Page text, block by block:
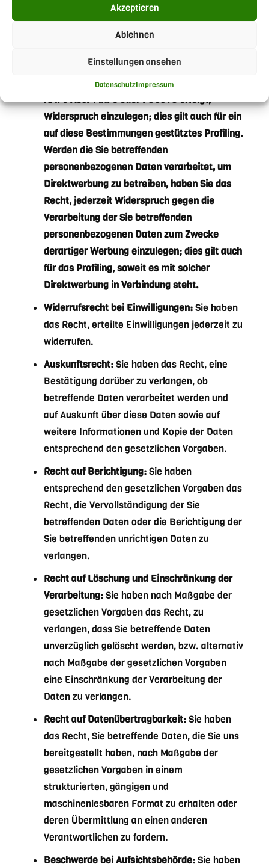
Akzeptieren
Ablehnen
Einstellungen ansehen
DatenschutzImpressum
Widerspruchsrecht: Sie haben das Recht, aus
Gründen, die sich aus Ihrer besonderen
Verarbeitung der Sie betreffenden
personenbezogenen Daten, die aufgrund von
Art. 6 Abs. 1 lit. e oder f DSGVO erfolgt,
Widerspruch einzulegen; dies gilt auch für ein
auf diese Bestimmungen gestütztes Profiling.
Werden die Sie betreffenden
personenbezogenen Daten verarbeitet, um
Direktwerbung zu betreiben, haben Sie das
Recht, jederzeit Widerspruch gegen die
Verarbeitung der Sie betreffenden
personenbezogenen Daten zum Zwecke
derartiger Werbung einzulegen; dies gilt auch
für das Profiling, soweit es mit solcher
Direktwerbung in Verbindung steht.
Widerrufsrecht bei Einwilligungen:Sie haben
das Recht, erteilte Einwilligungen jederzeit zu
widerrufen.
Auskunftsrecht:Sie haben das Recht, eine
Bestätigung darüber zu verlangen, ob
betreffende Daten verarbeitet werden und
auf Auskunft über diese Daten sowie auf
weitere Informationen und Kopie der Daten
entsprechend den gesetzlichen Vorgaben.
Recht auf Berichtigung:Sie haben
entsprechend den gesetzlichen Vorgaben das
Recht, die Vervollständigung der Sie
betreffenden Daten oder die Berichtigung der
Sie betreffenden unrichtigen Daten zu
verlangen.
Recht auf Löschung und Einschränkung der
Verarbeitung:Sie haben nach Maßgabe der
gesetzlichen Vorgaben das Recht, zu
verlangen, dass Sie betreffende Daten
unverzüglich gelöscht werden, bzw. alternativ
nach Maßgabe der gesetzlichen Vorgaben
eine Einschränkung der Verarbeitung der
Daten zu verlangen.
Recht auf Datenübertragbarkeit:Sie haben
das Recht, Sie betreffende Daten, die Sie uns
bereitgestellt haben, nach Maßgabe der
gesetzlichen Vorgaben in einem
strukturierten, gängigen und
maschinenlesbaren Format zu erhalten oder
deren Übermittlung an einen anderen
Verantwortlichen zu fordern.
Beschwerde bei Aufsichtsbehörde:Sie haben